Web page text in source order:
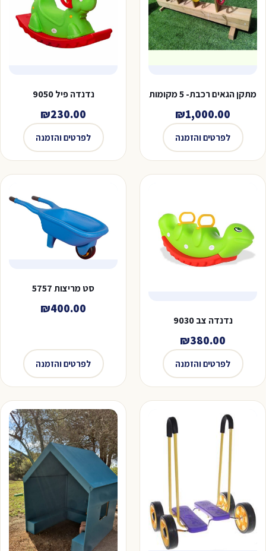
מתקן הגאים רכבת- 5 מקומות
₪1,000.00
לפרטים והזמנה
נדנדה פיל 9050
₪230.00
לפרטים והזמנה
נדנדה צב 9030
₪380.00
לפרטים והזמנה
סט מריצות 5757
₪400.00
לפרטים והזמנה